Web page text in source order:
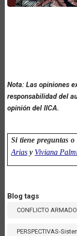
Nota: Las opiniones
responsabilidad del
opinión del IICA.
Si tiene preguntas
Arias y Viviana
Blog tags
CONFLICTO ARMADO
PERSPECTIVAS-